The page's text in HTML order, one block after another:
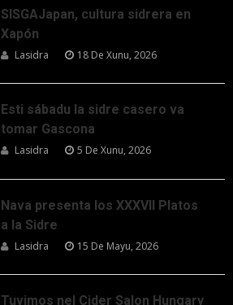
SISGAJapan, cultura sidrera en
Xapón
Lasidra 18 De Xunu, 2026
Esti sábadu la sidre casero va
tomar Gascona
Lasidra 5 De Xunu, 2026
Nava presenta los XXXVII Platos
a la Sidre
Lasidra 15 De Mayu, 2026
Tuvimos nel Cider Salon Hungary